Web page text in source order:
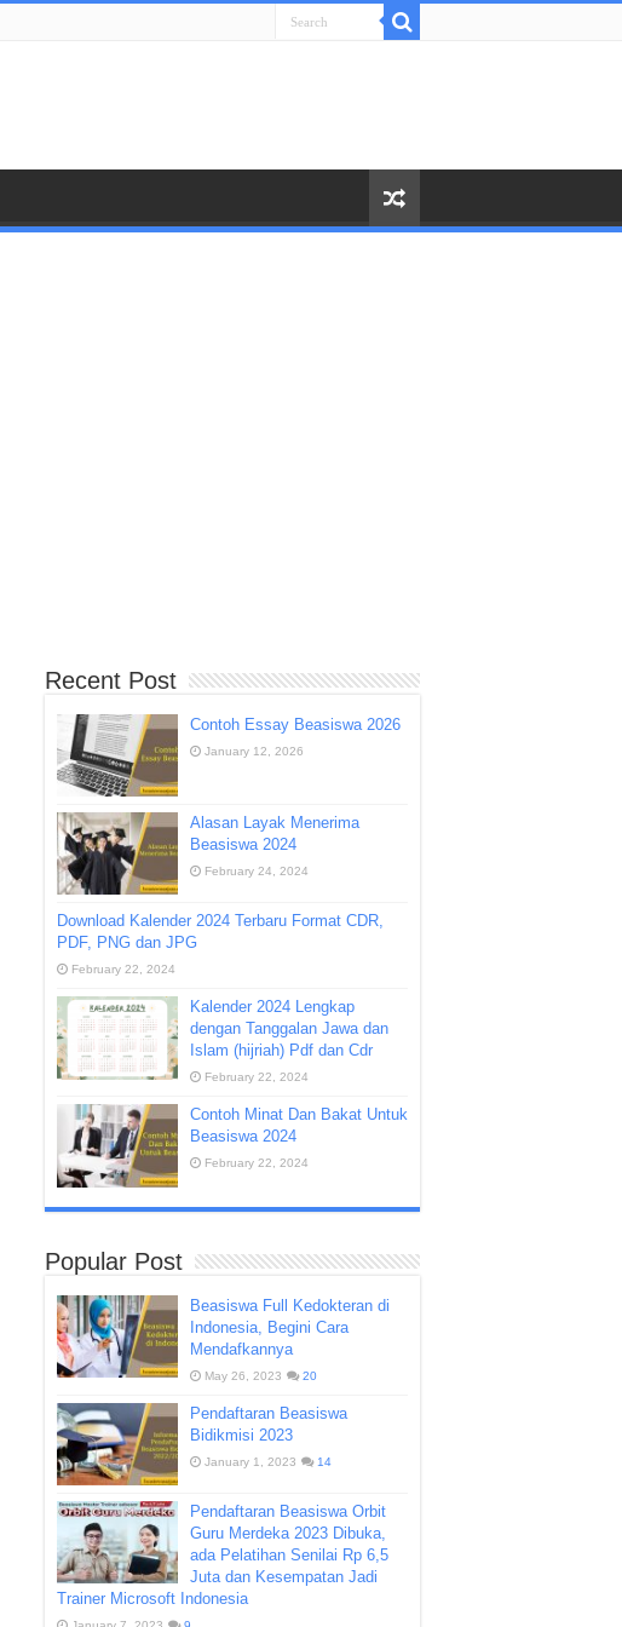
Recent Post
Contoh Essay Beasiswa 2026
January 12, 2026
Alasan Layak Menerima
Beasiswa 2024
February 24, 2024
Download Kalender 2024 Terbaru Format CDR,
PDF, PNG dan JPG
February 22, 2024
Kalender 2024 Lengkap
dengan Tanggalan Jawa dan
Islam (hijriah) Pdf dan Cdr
February 22, 2024
Contoh Minat Dan Bakat Untuk
Beasiswa 2024
February 22, 2024
Popular Post
Beasiswa Full Kedokteran di
Indonesia, Begini Cara
Mendafkannya
May 26, 2023 20
Pendaftaran Beasiswa
Bidikmisi 2023
January 1, 2023 14
Pendaftaran Beasiswa Orbit
Guru Merdeka 2023 Dibuka,
ada Pelatihan Senilai Rp 6,5
Juta dan Kesempatan Jadi
Trainer Microsoft Indonesia